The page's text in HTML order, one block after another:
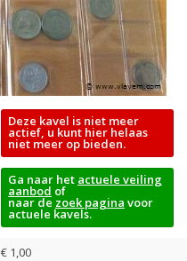
Deze kavel is niet meer
actief, u kunt hier helaas
niet meer op bieden.
Ga naar het actuele veiling
aanbod of
naar de zoek pagina voor
actuele kavels.
€ 1,00